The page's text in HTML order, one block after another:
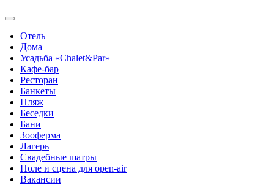
Отель
Дома
Усадьба «Chalet&Par»
Кафе-бар
Ресторан
Банкеты
Пляж
Беседки
Бани
Зооферма
Лагерь
Свадебные шатры
Поле и сцена для open-air
Вакансии